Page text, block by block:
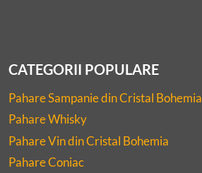
CATEGORII POPULARE
Pahare Sampanie din Cristal Bohemia
Pahare Whisky
Pahare Vin din Cristal Bohemia
Pahare Coniac